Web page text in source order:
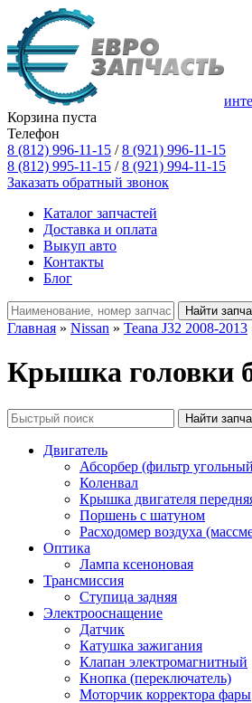
Корзина пуста
Телефон
8 (812) 996-11-15 /8 (921) 996-11-15
8 (812) 995-11-15 /8 (921) 994-11-15
Заказать обратный звонок
Каталог запчастей
Доставка и оплата
Выкуп авто
Контакты
Блог
Главная » Nissan » Teana J32 2008-2013
Крышка головки
Двигатель
Абсорбер (фильтр
Коленвал
Крышка двигателя
Поршень с шатуном
Расходомер воздуха
Оптика
Лампа ксеноновая
Трансмиссия
Ступица задняя
Электрооснащение
Датчик
Катушка зажигания
Клапан электромагнитный
Кнопка (переключатель)
Моторчик корректора фары